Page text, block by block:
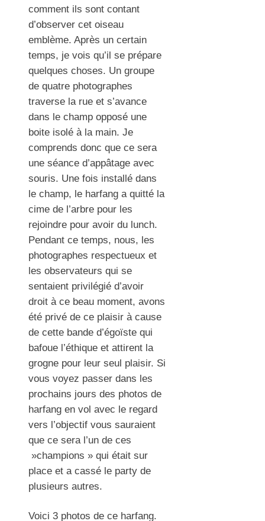
comment ils sont contant
d’observer cet oiseau
emblème. Après un certain
temps, je vois qu’il se prépare
quelques choses. Un groupe
de quatre photographes
traverse la rue et s’avance
dans le champ opposé une
boite isolé à la main. Je
comprends donc que ce sera
une séance d’appâtage avec
souris. Une fois installé dans
le champ, le harfang a quitté la
cime de l’arbre pour les
rejoindre pour avoir du lunch.
Pendant ce temps, nous, les
photographes respectueux et
les observateurs qui se
sentaient privilégié d’avoir
droit à ce beau moment, avons
été privé de ce plaisir à cause
de cette bande d’égoïste qui
bafoue l’éthique et attirent la
grogne pour leur seul plaisir. Si
vous voyez passer dans les
prochains jours des photos de
harfang en vol avec le regard
vers l’objectif vous sauraient
que ce sera l’un de ces
»champions » qui était sur
place et a cassé le party de
plusieurs autres.
Voici 3 photos de ce harfang.